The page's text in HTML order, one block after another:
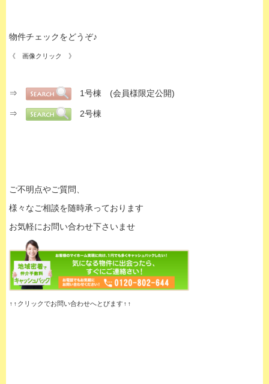
物件チェックをどうぞ♪
《 画像クリック 》
⇒ 1号棟 (会員様限定公開)
⇒ 2号棟
ご不明点やご質問、
様々なご相談を随時承っております
お気軽にお問い合わせ下さいませ
↑↑クリックでお問い合わせへとびます↑↑